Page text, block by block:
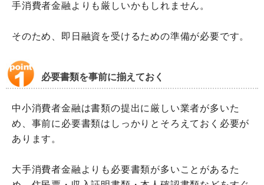
手消費者金融よりも厳しいかもしれません。
そのため、即日融資を受けるための準備が必要です。
必要書類を事前に揃えておく
中小消費者金融は書類の提出に厳しい業者が多いた
め、事前に必要書類はしっかりとそろえておく必要が
あります。
大手消費者金融よりも必要書類が多いことがあるた